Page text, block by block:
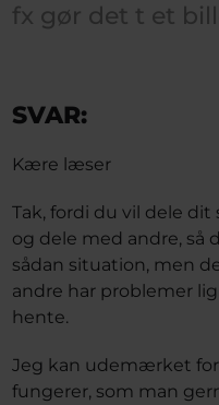
fx gør det t et
SVAR:
Kære læser
Tak, fordi du vil dele
og dele med andre, så
sådan situation, men
andre har problemer
hente.
Jeg kan udemærket
fungerer, som man